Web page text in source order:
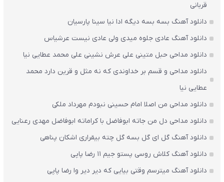
قربانی
دانلود آهنگ بسه بسه دیگه ادا نیا سینا پارسیان
دانلود آهنگ عادی جلوه میدی ولی عادی نیست عرشیاس
دانلود مداحی حبل متینی علی عرش نشینی علی محمد عطایی نیا
دانلود مداحی و قسم بر خداوندی که نه مثل و قرین دارد محمد
عطایی نیا
دانلود مداحی من اصلا امام حسینی نبودم مهرداد ملکی
دانلود مداحی دل من جاته ابوفاضل با کراماته ابوفاضل مهدی رعنایی
دانلود آهنگ گل ای گل بسه گل چته بیقراری اشکان پناهی
دانلود آهنگ کلاش روسی پستو جیم ۱۱ رضا پاپی
دانلود آهنگ میترسم وقتی بیایی که دیر دیر وا رضا پاپی